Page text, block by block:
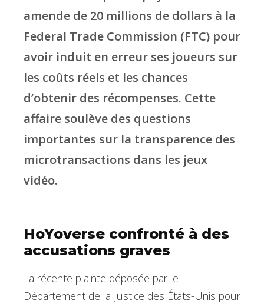
amende de 20 millions de dollars à la
Federal Trade Commission (FTC) pour
avoir induit en erreur ses joueurs sur
les coûts réels et les chances
d’obtenir des récompenses. Cette
affaire soulève des questions
importantes sur la transparence des
microtransactions dans les jeux
vidéo.
HoYoverse confronté à des
accusations graves
La récente plainte déposée par le
Département de la Justice des États-Unis pour